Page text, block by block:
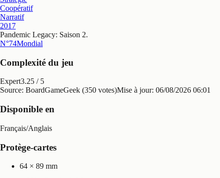
Coopératif
Narratif
2017
Pandemic Legacy: Saison 2.
N°74Mondial
Complexité du jeu
Expert3.25 / 5
Source: BoardGameGeek (350 votes)Mise à jour: 06/08/2026 06:01
Disponible en
Français/Anglais
Protège-cartes
64 × 89 mm